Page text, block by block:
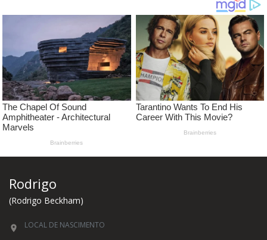
Rodrigo
(Rodrigo Beckham)
LOCAL DE NASCIMENTO